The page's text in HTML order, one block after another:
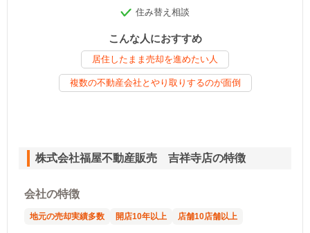
住み替え相談
こんな人におすすめ
居住したまま売却を進めたい人
複数の不動産会社とやり取りするのが面倒
株式会社福屋不動産販売 吉祥寺店の特徴
会社の特徴
地元の売却実績多数 開店10年以上 店舗10店舗以上